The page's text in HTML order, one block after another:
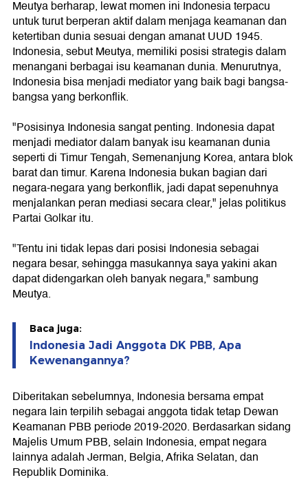
Meutya berharap, lewat momen ini Indonesia terpacu
untuk turut berperan aktif dalam menjaga keamanan dan
ketertiban dunia sesuai dengan amanat UUD 1945.
Indonesia, sebut Meutya, memiliki posisi strategis dalam
menangani berbagai isu keamanan dunia. Menurutnya,
Indonesia bisa menjadi mediator yang baik bagi bangsa-
bangsa yang berkonflik.
"Posisinya Indonesia sangat penting. Indonesia dapat
menjadi mediator dalam banyak isu keamanan dunia
seperti di Timur Tengah, Semenanjung Korea, antara blok
barat dan timur. Karena Indonesia bukan bagian dari
negara-negara yang berkonflik, jadi dapat sepenuhnya
menjalankan peran mediasi secara clear," jelas politikus
Partai Golkar itu.
"Tentu ini tidak lepas dari posisi Indonesia sebagai
negara besar, sehingga masukannya saya yakini akan
dapat didengarkan oleh banyak negara," sambung
Meutya.
Baca juga:
Indonesia Jadi Anggota DK PBB, Apa
Kewenangannya?
Diberitakan sebelumnya, Indonesia bersama empat
negara lain terpilih sebagai anggota tidak tetap Dewan
Keamanan PBB periode 2019-2020. Berdasarkan sidang
Majelis Umum PBB, selain Indonesia, empat negara
lainnya adalah Jerman, Belgia, Afrika Selatan, dan
Republik Dominika.